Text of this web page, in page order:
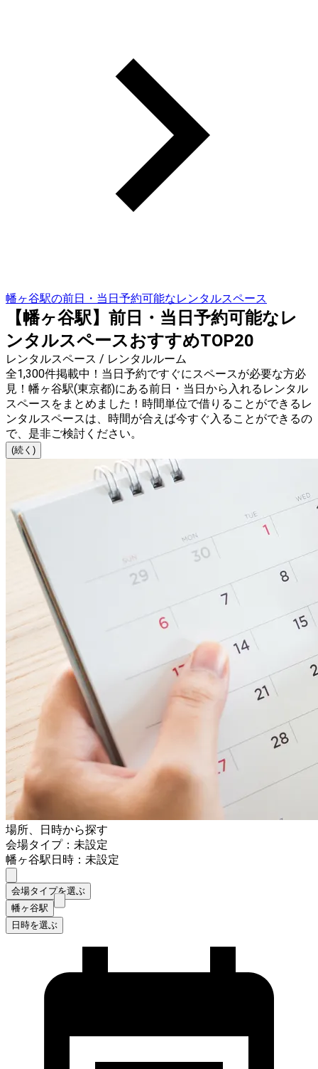
幡ヶ谷駅の前日・当日予約可能なレンタルスペース
【幡ヶ谷駅】前日・当日予約可能なレ
ンタルスペースおすすめTOP20
レンタルスペース / レンタルルーム
全1,300件掲載中！当日予約ですぐにスペースが必要な方必
見！幡ヶ谷駅(東京都)にある前日・当日から入れるレンタル
スペースをまとめました！時間単位で借りることができるレ
ンタルスペースは、時間が合えば今すぐ入ることができるの
で、是非ご検討ください。
(続く)
場所、日時から探す
会場タイプ：未設定
幡ヶ谷駅日時：未設定
会場タイプを選ぶ
幡ヶ谷駅
日時を選ぶ